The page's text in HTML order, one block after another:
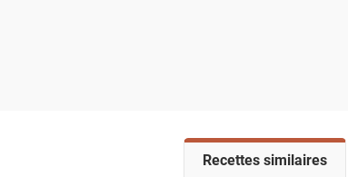
Recettes similaires